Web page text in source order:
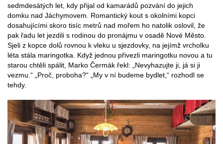
sedmdesátých let, kdy přijal od kamarádů pozvání do jejich
domku nad Jáchymovem. Romantický kout s okolními kopci
dosahujícími skoro tisíc metrů nad mořem ho natolik oslovil, že
pak řadu let jezdili s rodinou do pronájmu v osadě Nové Město.
Sjeli z kopce dolů rovnou k vleku u sjezdovky, na jejímž vrcholku
léta stála maringotka. Když jednou přivezli maringotku novou a tu
starou chtěli spálit, Marko Čermák řekl: „Nevyhazujte ji, já si ji
vezmu.“ „Proč, proboha?“ „My v ní budeme bydlet,“ rozhodl se
tehdy.